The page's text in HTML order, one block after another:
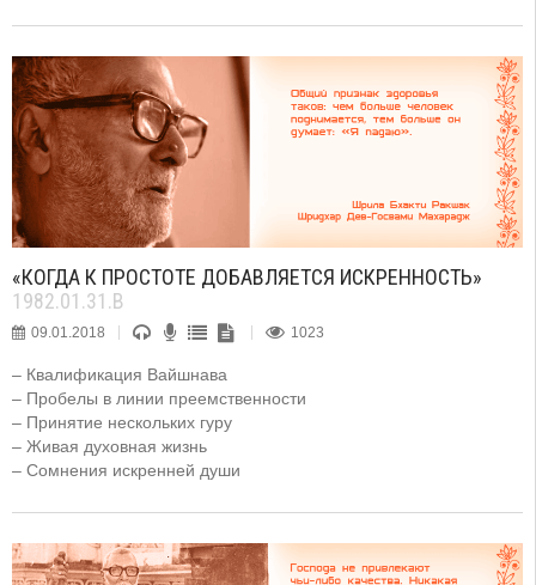
«КОГДА К ПРОСТОТЕ ДОБАВЛЯЕТСЯ ИСКРЕННОСТЬ»
1982.01.31.B
09.01.2018 1023
– Квалификация Вайшнава
– Пробелы в линии преемственности
– Принятие нескольких гуру
– Живая духовная жизнь
– Сомнения искренней души